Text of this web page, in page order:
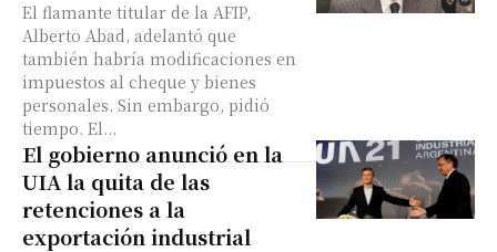
El flamante titular de la AFIP,
Alberto Abad, adelantó que
también habría modificaciones en
impuestos al cheque y bienes
personales. Sin embargo, pidió
tiempo. El...
El gobierno anunció en la
UIA la quita de las
retenciones a la
exportación industrial